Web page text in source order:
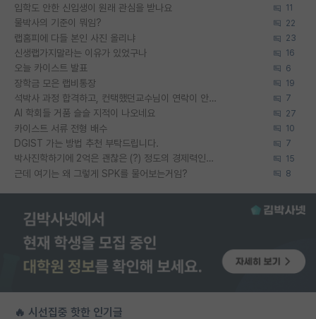
입학도 안한 신입생이 원래 관심을 받나요 11
물박사의 기준이 뭐임? 22
랩홈피에 다들 본인 사진 올리냐 23
신생랩가지말라는 이유가 있었구나 16
오늘 카이스트 발표 6
장학금 모은 랩비통장 19
석박사 과정 합격하고, 컨택했던교수님이 연락이 안됩니다... 7
AI 학회들 거품 슬슬 지적이 나오네요 27
카이스트 서류 전형 배수 10
DGIST 가는 방법 추천 부탁드립니다. 7
박사진학하기에 2억은 괜찮은 (?) 정도의 경제력인가요 15
근데 여기는 왜 그렇게 SPK를 물어보는거임? 8
🔥 시선집중 핫한 인기글